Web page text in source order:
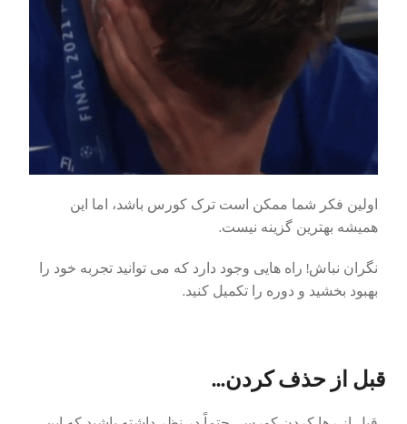
اولین فکر شما ممکن است ترک کورس باشد، اما این
همیشه بهترین گزینه نیست.
نگران نباش! راه هایی وجود دارد که می توانید تجربه خود را
بهبود بخشید و دوره را تکمیل کنید.
قبل از حذف کردن...